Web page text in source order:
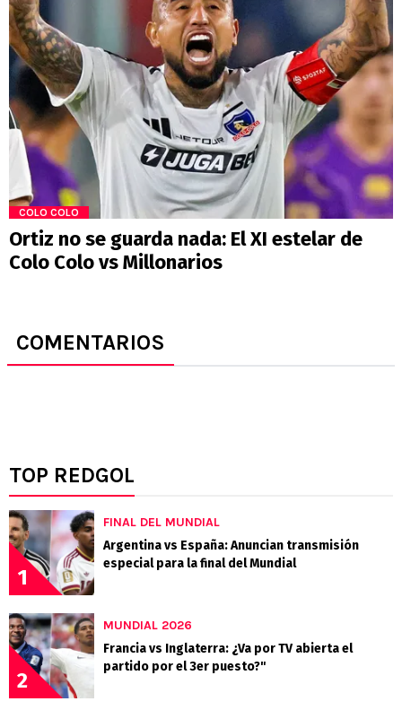
COLO COLO
Ortiz no se guarda nada: El XI estelar de
Colo Colo vs Millonarios
COMENTARIOS
TOP REDGOL
1
FINAL DEL MUNDIAL
Argentina vs España: Anuncian transmisión
especial para la final del Mundial
2
MUNDIAL 2026
Francia vs Inglaterra: ¿Va por TV abierta el
partido por el 3er puesto?"